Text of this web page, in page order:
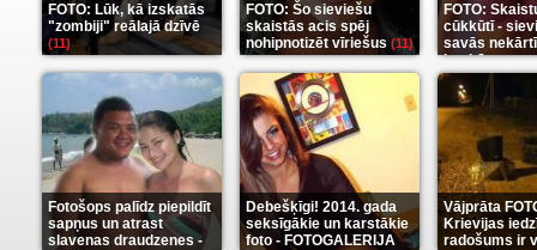
FOTO: Lūk, kā izskatās
"zombiji" reālajā dzīvē
(11)
FOTO: Šo sieviešu
skaistās acis spēj
nohipnotizēt vīriešus (11)
FOTO:
cūkkūtī -
savās
istabās(12)
Fotošops palīdz piepildīt
sapņus un atrast
slavenas draudzenes -
Debešķīgi! 2014. gada
seksīgākie un karstākie
foto - FOTOGALERIJA
Vājprāta
Krievijas
radošums ir